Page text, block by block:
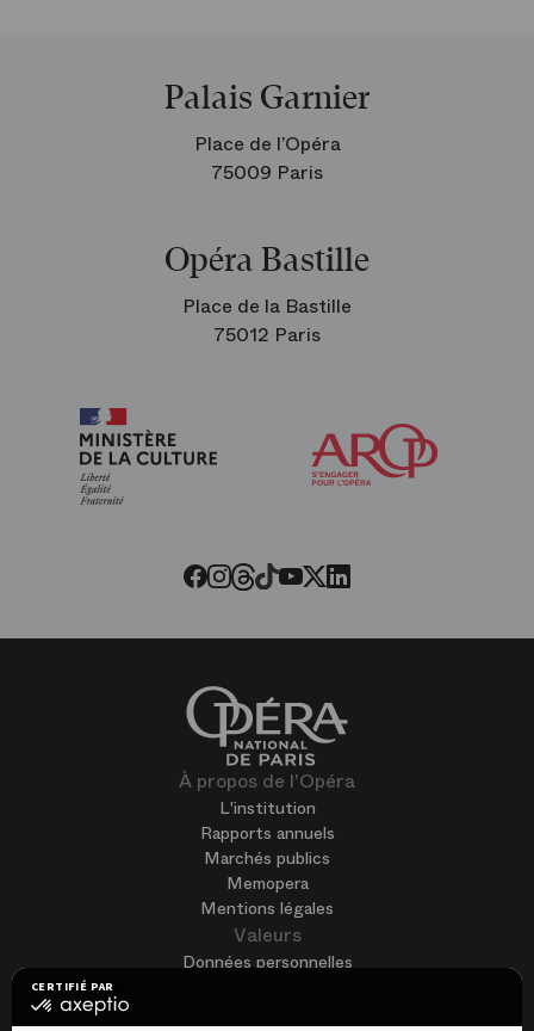
CERTIFIÉ PAR
certifié
Palais Garnier
Place de l’Opéra
75009 Paris
Opéra Bastille
Place de la Bastille
75012 Paris
Facebook
Instagram
Threads
Tiktok
Youtube
Twitter
LinkedIn
À propos de l'Opéra
L'institution
Rapports annuels
Marchés publics
Memopera
Mentions légales
Valeurs
Données personnelles